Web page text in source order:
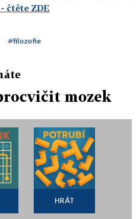
- čtěte ZDE
#filozofie
mozek
HRÁT